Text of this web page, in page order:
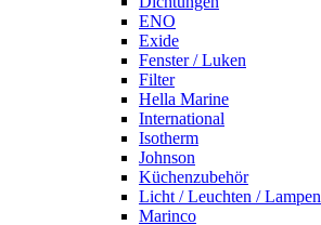
ENO
Exide
Fenster / Luken
Filter
Hella Marine
International
Isotherm
Johnson
Küchenzubehör
Licht / Leuchten / Lampen
Marinco